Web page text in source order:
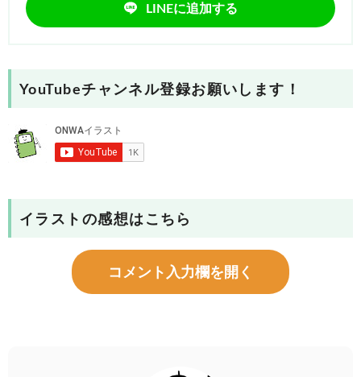
LINEに追加する
YouTubeチャンネル登録お願いします！
イラストの感想はこちら
コメント入力欄を開く